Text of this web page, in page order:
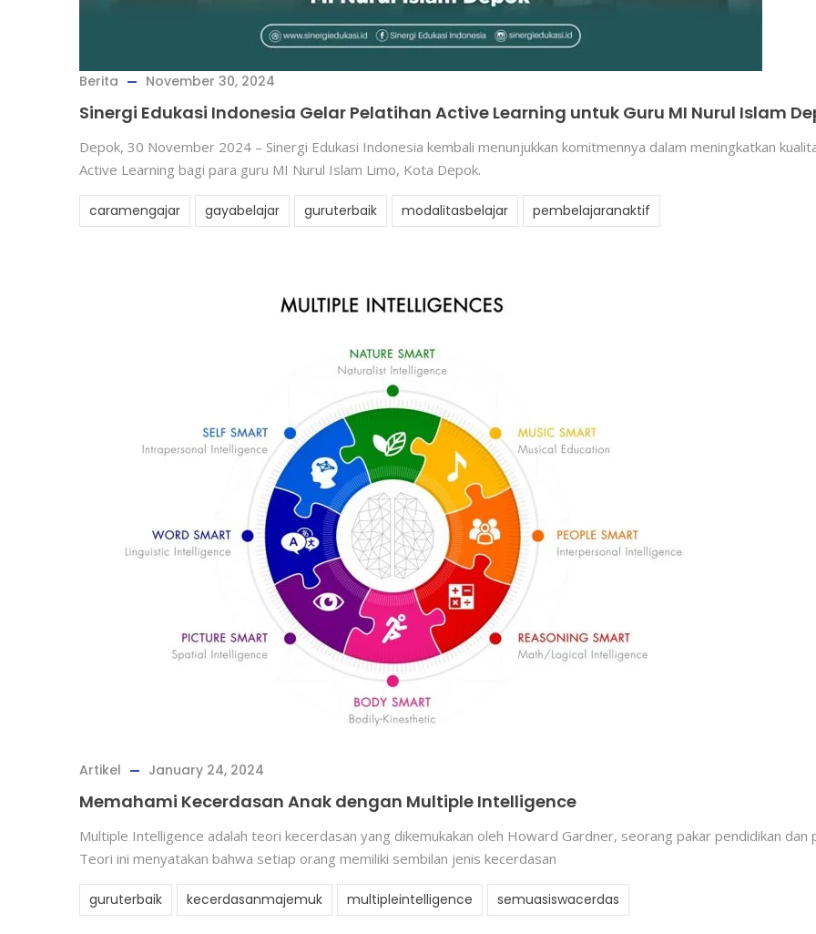
Berita November 30, 2024
Sinergi Edukasi Indonesia Gelar Pelatihan Active Learning untuk Guru MI Nurul Islam
Depok, 30 November 2024 – Sinergi Edukasi Indonesia kembali menunjukkan komitmennya dalam meningkatkan
Active Learning bagi para guru MI Nurul Islam Limo, Kota Depok.
caramengajar gayabelajar guruterbaik modalitasbelajar pembelajaranaktif
Artikel January 24, 2024
Memahami Kecerdasan Anak dengan Multiple Intelligence
Multiple Intelligence adalah teori kecerdasan yang dikemukakan oleh Howard Gardner, seorang pakar pendidikan
Teori ini menyatakan bahwa setiap orang memiliki sembilan jenis kecerdasan
guruterbaik kecerdasanmajemuk multipleintelligence semuasiswacerdas